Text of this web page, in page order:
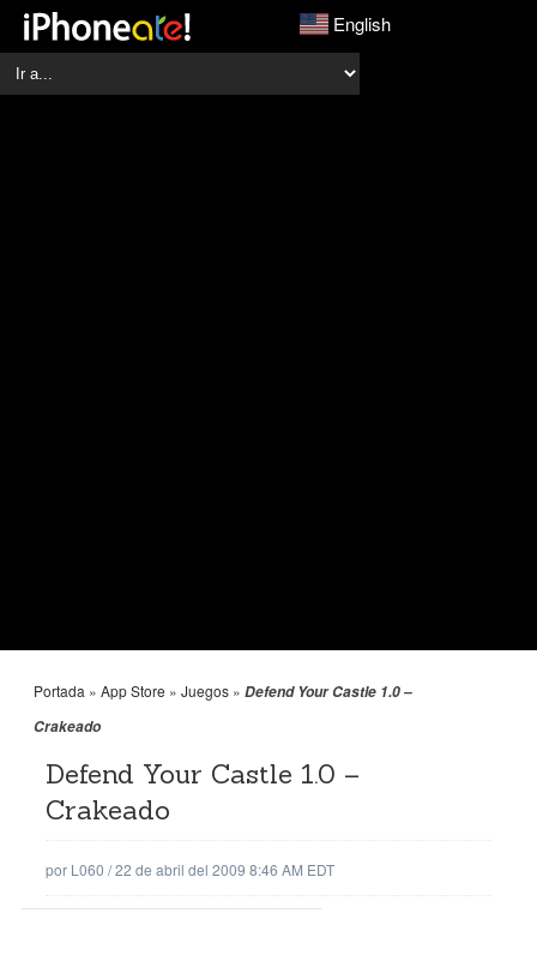
English
Portada » App Store » Juegos » Defend Your Castle 1.0 –
Crakeado
Defend Your Castle 1.0 –
Crakeado
por L060 /22 de abril del 2009 8:46 AM EDT